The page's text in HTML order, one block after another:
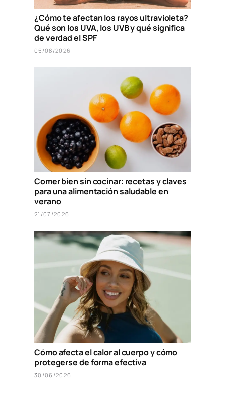
¿Cómo te afectan los rayos ultravioleta?
Qué son los UVA, los UVB y qué significa
de verdad el SPF
05/08/2026
Comer bien sin cocinar: recetas y claves
para una alimentación saludable en
verano
21/07/2026
Cómo afecta el calor al cuerpo y cómo
protegerse de forma efectiva
30/06/2026